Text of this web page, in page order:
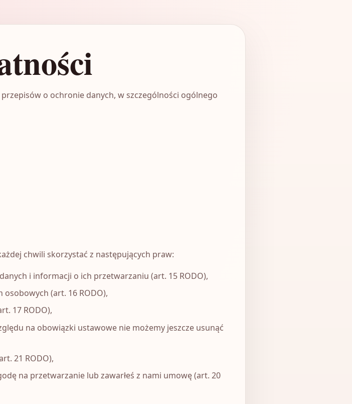
o ochronie danych, w szczególności ogólnego
chwili skorzystać z następujących praw:
i informacji o ich przetwarzaniu (art. 15 RODO),
(art. 16 RODO),
17 RODO),
na obowiązki ustawowe nie możemy jeszcze usunąć
21 RODO),
na przetwarzanie lub zawarłeś z nami umowę (art. 20